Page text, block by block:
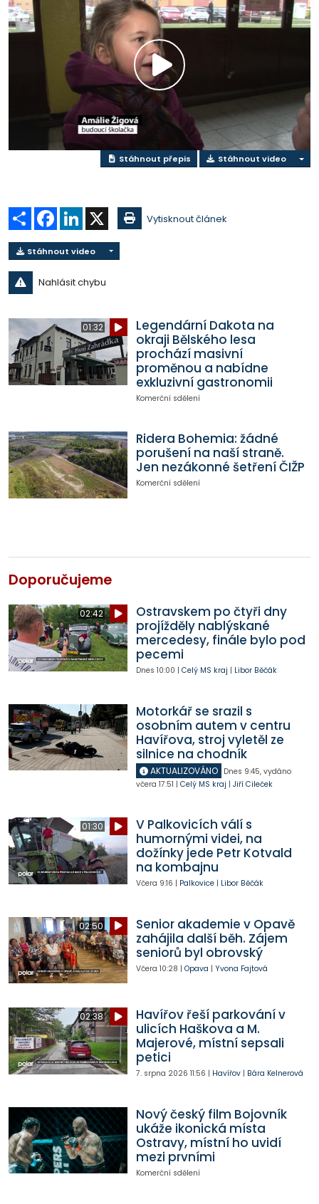
Přehrát
video
Stáhnout přepis Stáhnout video
Sdílet Facebook
LinkedIn Vytisknout článek
Stáhnout video
Nahlásit chybu
01:32
Legendární Dakota na
okraji Bělského lesa
prochází masivní
proměnou a nabídne
exkluzivní gastronomii
Komerční sdělení
Ridera Bohemia: žádné
porušení na naší straně.
Jen nezákonné šetření ČIŽP
Komerční sdělení
Doporučujeme
02:42
Ostravskem po čtyři dny
projížděly nablýskané
mercedesy, finále bylo pod
pecemi
Dnes 10:00 | Celý MS kraj | Libor Běčák
Motorkář se srazil s
osobním autem v centru
Havířova, stroj vyletěl ze
silnice na chodník
AKTUALIZOVÁNO Dnes 9:45, vydáno
včera 17:51 | Celý MS kraj | Jiří Cileček
01:30
V Palkovicích válí s
humornými videi, na
dožínky jede Petr Kotvald
na kombajnu
Včera 9:16 | Palkovice| Libor Běčák
02:50
Senior akademie v Opavě
zahájila další běh. Zájem
seniorů byl obrovský
Včera 10:28 | Opava | Yvona Fajtová
02:38
Havířov řeší parkování v
ulicích Haškova a M.
Majerové, místní sepsali
petici
7. srpna 2026 11:56 | Havířov| Bára Kelnerová
Nový český film Bojovník
ukáže ikonická místa
Ostravy, místní ho uvidí
mezi prvními
Komerční sdělení